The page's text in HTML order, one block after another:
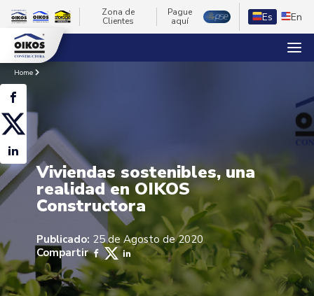
Zona de
Clientes
Pague
aquí
Es En
Home
Viviendas sostenibles, una
realidad en OIKOS
Constructora
Publicado: 25 de Agosto de 2020
Compartir